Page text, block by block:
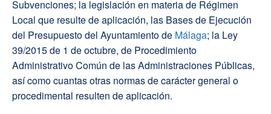
Subvenciones; la legislación en materia de Régimen
Local que resulte de aplicación, las Bases de Ejecución
del Presupuesto del Ayuntamiento de Málaga; la Ley
39/2015 de 1 de octubre, de Procedimiento
Administrativo Común de las Administraciones Públicas,
así como cuantas otras normas de carácter general o
procedimental resulten de aplicación.